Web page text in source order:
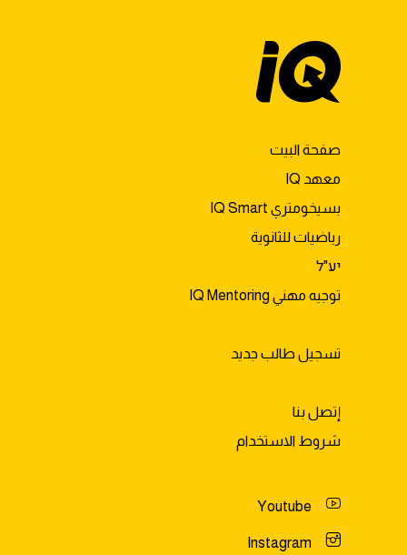
صفحة البيت
معهد IQ
بسيخومتري IQ Smart
رياضيات للثانوية
יע"ל
توجيه مهني IQ Mentoring
تسجيل طالب جديد
إتصل بنا
شروط الاستخدام
Youtube
Instagram